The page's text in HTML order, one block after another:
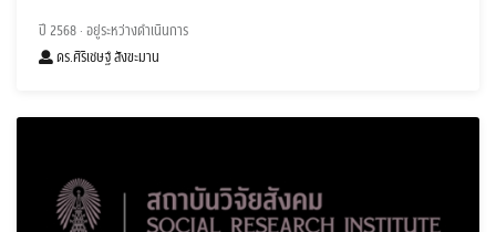
ปี 2568 · อยู่ระหว่างดำเนินการ
ดร.ศิริเชษฐ์ สังขะมาน